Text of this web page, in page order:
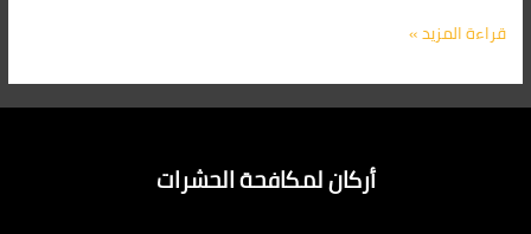
قراءة المزيد »
أركان لمكافحة الحشرات